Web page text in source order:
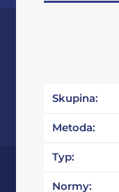
Skupina:
Metoda:
Typ:
Normy: